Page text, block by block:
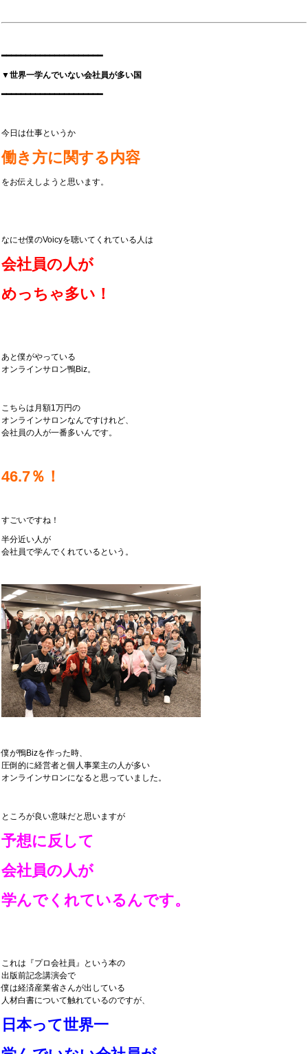
━━━━━━━━━━━━━━━━━━━━━
▼世界一学んでいない会社員が多い国
━━━━━━━━━━━━━━━━━━━━━
今日は仕事というか
働き方に関する内容
をお伝えしようと思います。
なにせ僕のVoicyを聴いてくれている人は
会社員の人が
めっちゃ多い！
あと僕がやっている
オンラインサロン鴨Biz。
こちらは月額1万円の
オンラインサロンなんですけれど、
会社員の人が一番多いんです。
46.7％！
すごいですね！
半分近い人が
会社員で学んでくれているという。
僕が鴨Bizを作った時、
圧倒的に経営者と個人事業主の人が多い
オンラインサロンになると思っていました。
ところが良い意味だと思いますが
予想に反して
会社員の人が
学んでくれているんです。
これは『プロ会社員』という本の
出版前記念講演会で
僕は経済産業省さんが出している
人材白書について触れているのですが、
日本って世界一